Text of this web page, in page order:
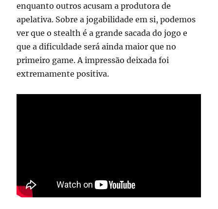
enquanto outros acusam a produtora de
apelativa. Sobre a jogabilidade em si, podemos
ver que o stealth é a grande sacada do jogo e
que a dificuldade será ainda maior que no
primeiro game. A impressão deixada foi
extremamente positiva.